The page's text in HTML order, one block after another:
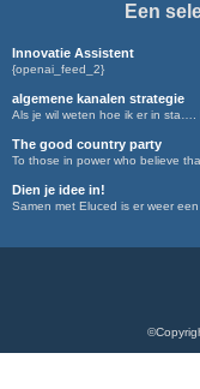
Een
Innovatie Assistent
{openai_feed_2}
algemene kanalen strategie
Als je wil weten hoe ik er in sta….
The good country party
To those in power who believe
Dien je idee in!
Samen met Eluced is er weer